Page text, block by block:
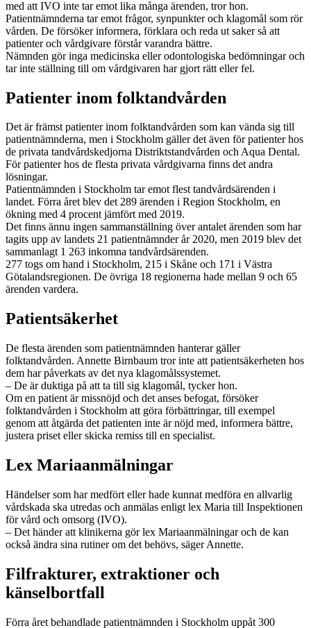
med att IVO inte tar emot lika många ärenden, tror hon.
Patientnämnderna tar emot frågor, synpunkter och klagomål som rör
vården. De försöker informera, förklara och reda ut saker så att
patienter och vårdgivare förstår varandra bättre.
Nämnden gör inga medicinska eller odontologiska bedömningar och
tar inte ställning till om vårdgivaren har gjort rätt eller fel.
Patienter inom folktandvården
Det är främst patienter inom folktandvården som kan vända sig till
patientnämnderna, men i Stockholm gäller det även för patienter hos
de privata tandvårdskedjorna Distriktstandvården och Aqua Dental.
För patienter hos de flesta privata vårdgivarna finns det andra
lösningar.
Patientnämnden i Stockholm tar emot flest tandvårdsärenden i
landet. Förra året blev det 289 ärenden i Region Stockholm, en
ökning med 4 procent jämfört med 2019.
Det finns ännu ingen sammanställning över antalet ärenden som har
tagits upp av landets 21 patientnämnder år 2020, men 2019 blev det
sammanlagt 1 263 inkomna tandvårds­ärenden.
277 togs om hand i Stockholm, 215 i Skåne och 171 i Väst­ra
Götalandsregionen. De övriga 18 regionerna hade mellan 9 och 65
ärenden vardera.
Patientsäkerhet
De flesta ärenden som patientnämnden hanterar gäller
folktandvården. Annette Birnbaum tror inte att patientsäkerheten hos
dem har påverkats av det nya klagomålssystemet.
– De är duktiga på att ta till sig klagomål, tycker hon.
Om en patient är missnöjd och det anses befogat, försöker
folktandvården i Stockholm att göra förbättringar, till exempel
genom att åtgärda det patienten inte är nöjd med, informera bättre,
justera priset eller skicka remiss till en specialist.
Lex Mariaanmälningar
Händelser som har medfört eller hade kunnat medföra en allvarlig
vårdskada ska utredas och anmälas enligt lex Maria till Inspektionen
för vård och omsorg (IVO).
– Det händer att klinikerna gör lex Mariaanmälningar och de kan
också ändra sina rutiner om det behövs, säger Annette.
Filfrakturer, extraktioner och
känselbortfall
Förra året behandlade patient­nämnden i Stockholm uppåt 300